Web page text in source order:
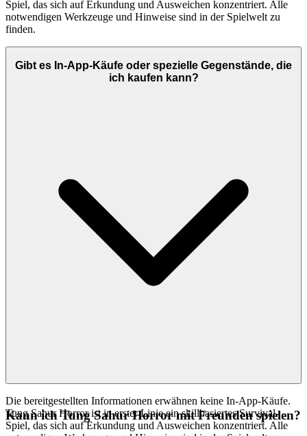
Spiel, das sich auf Erkundung und Ausweichen konzentriert. Alle
notwendigen Werkzeuge und Hinweise sind in der Spielwelt zu
finden.
Gibt es In-App-Käufe oder spezielle Gegenstände, die
ich kaufen kann?
Die bereitgestellten Informationen erwähnen keine In-App-Käufe.
Tung Sahur Horror ist in erster Linie ein skillbasiertes Survival-
Spiel, das sich auf Erkundung und Ausweichen konzentriert. Alle
Kann ich Tung Sahur Horror mit Freunden spielen?